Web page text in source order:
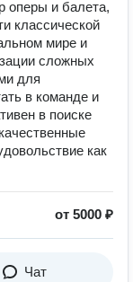
оперы и балета,
классической
мире и
сложных
для
в команде и
в поиске
как
от 5000 ₽
Чат